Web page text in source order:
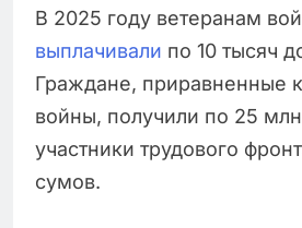
В 2025 году ветеранам
выплачивали по 10 тысяч
Граждане, приравненные
войны, получили по 25
участники трудового
сумов.